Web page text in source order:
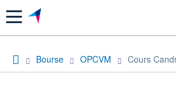
Menu
Bourse OPCVM Cours